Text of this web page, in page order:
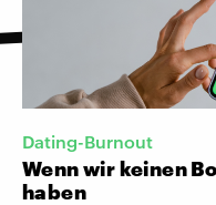
Dating-Burnout
Wenn wir keinen
haben